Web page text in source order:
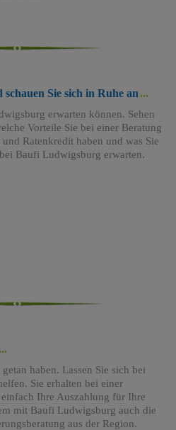
Sie sich in Ruhe an
erwarten können. Sehen
Vorteile Sie bei einer Beratung
Ratenkredit haben und was Sie
Baufi Ludwigsburg erwarten.
haben. Lassen Sie sich bei
Sie erhalten bei einer
Ihre Auszahlung für Ihre
mit Baufi Ludwigsburg auch die
aus der Region.